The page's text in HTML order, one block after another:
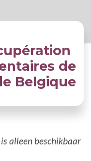
de
Belgique
alleen beschikbaar